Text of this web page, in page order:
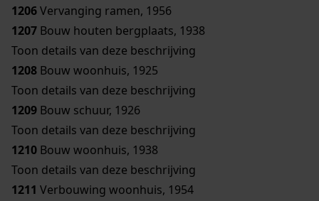
1206Vervanging ramen, 1956
1207 Bouw houten bergplaats, 1938
Toon details van deze beschrijving
1208 Bouw woonhuis, 1925
Toon details van deze beschrijving
1209 Bouw schuur, 1926
Toon details van deze beschrijving
1210 Bouw woonhuis, 1938
Toon details van deze beschrijving
1211 Verbouwing woonhuis, 1954